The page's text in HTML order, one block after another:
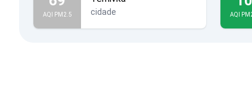
AQI PM2.5 cidade AQI